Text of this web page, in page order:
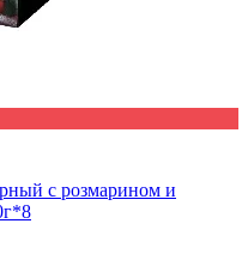
с розмарином и